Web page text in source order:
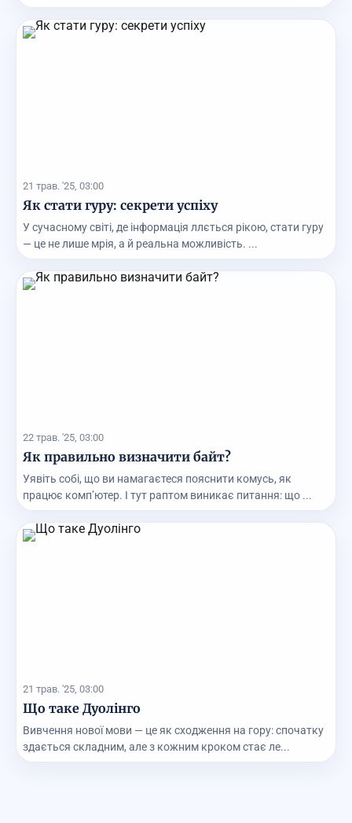
21 трав. '25, 03:00
Як стати гуру: секрети успіху
У сучасному світі, де інформація ллється рікою, стати гуру
— це не лише мрія, а й реальна можливість. ...
22 трав. '25, 03:00
Як правильно визначити байт?
Уявіть собі, що ви намагаєтеся пояснити комусь, як
працює комп’ютер. І тут раптом виникає питання: що ...
21 трав. '25, 03:00
Що таке Дуолінго
Вивчення нової мови — це як сходження на гору: спочатку
здається складним, але з кожним кроком стає ле...